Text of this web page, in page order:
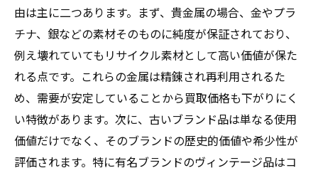
由は主に二つあります。まず、貴金属の場合、金やプラ
チナ、銀などの素材そのものに純度が保証されており、
例え壊れていてもリサイクル素材として高い価値が保た
れる点です。これらの金属は精錬され再利用されるた
め、需要が安定していることから買取価格も下がりにく
い特徴があります。次に、古いブランド品は単なる使用
価値だけでなく、そのブランドの歴史的価値や希少性が
評価されます。特に有名ブランドのヴィンテージ品はコ